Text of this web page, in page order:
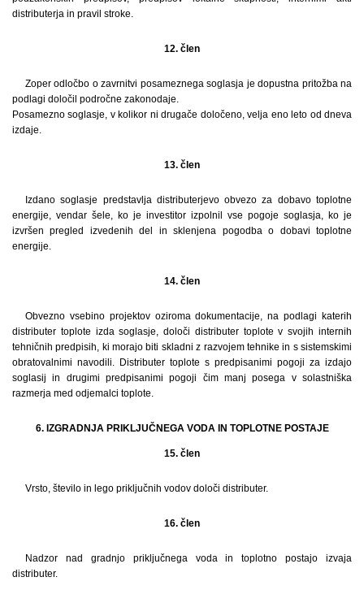
distributerja in pravil stroke.
12. člen
Zoper odločbo o zavrnitvi posameznega soglasja je dopustna pritožba na
podlagi določil področne zakonodaje.
Posamezno soglasje, v kolikor ni drugače določeno, velja eno leto od dneva
izdaje.
13. člen
Izdano soglasje predstavlja distributerjevo obvezo za dobavo toplotne
energije, vendar šele, ko je investitor izpolnil vse pogoje soglasja, ko je
izvršen pregled izvedenih del in sklenjena pogodba o dobavi toplotne
energije.
14. člen
Obvezno vsebino projektov oziroma dokumentacije, na podlagi katerih
distributer toplote izda soglasje, določi distributer toplote v svojih internih
tehničnih predpisih, ki morajo biti skladni z razvojem tehnike in s sistemskimi
obratovalnimi navodili. Distributer toplote s predpisanimi pogoji za izdajo
soglasij in drugimi predpisanimi pogoji čim manj posega v solastniška
razmerja med odjemalci toplote.
6. IZGRADNJA PRIKLJUČNEGA VODA IN TOPLOTNE POSTAJE
15. člen
Vrsto, število in lego priključnih vodov določi distributer.
16. člen
Nadzor nad gradnjo priključnega voda in toplotno postajo izvaja
distributer.